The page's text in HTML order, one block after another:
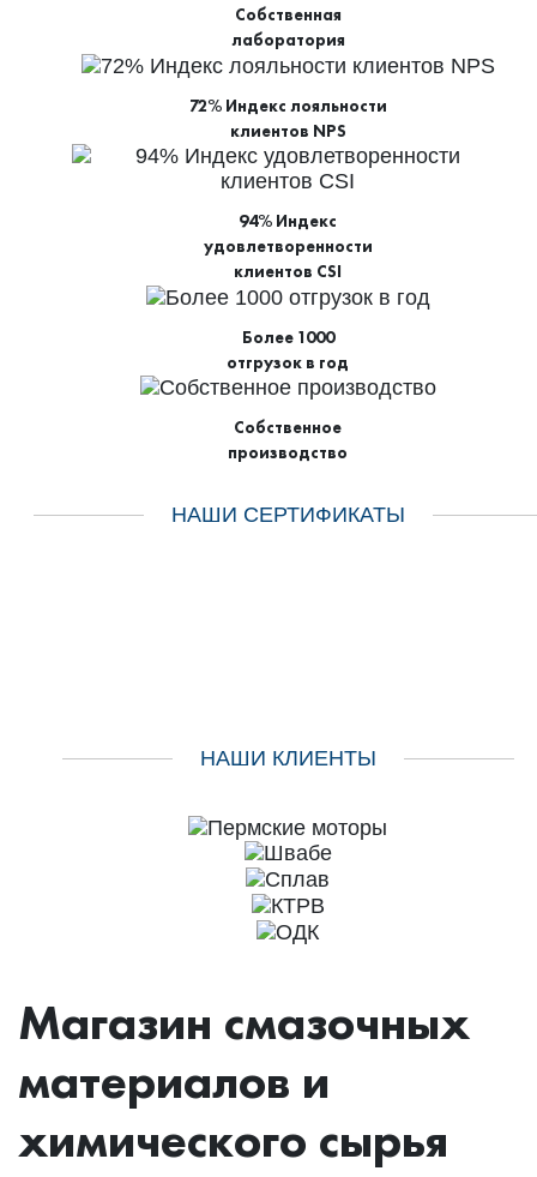
Собственная
лаборатория
72% Индекс лояльности
клиентов NPS
94% Индекс
удовлетворенности
клиентов CSI
Более 1000
отгрузок в год
Собственное
производство
НАШИ СЕРТИФИКАТЫ
НАШИ КЛИЕНТЫ
Магазин смазочных
материалов и
химического сырья